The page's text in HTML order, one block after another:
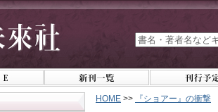
HOME >> 『ショアー』の衝撃